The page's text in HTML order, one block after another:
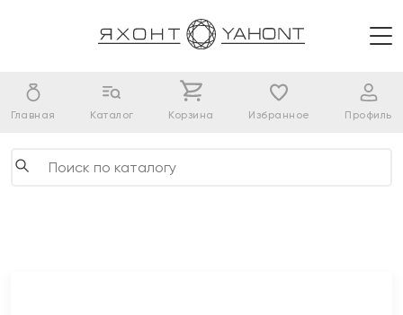
Главная Каталог Корзина Избранное Профиль